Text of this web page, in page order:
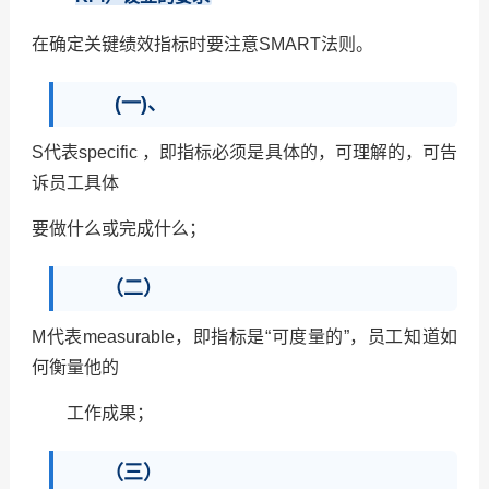
在确定关键绩效指标时要注意SMART法则。
(一)、
S代表specific ，即指标必须是具体的，可理解的，可告
诉员工具体
要做什么或完成什么；
（二）
M代表measurable，即指标是“可度量的”，员工知道如
何衡量他的
工作成果；
（三）